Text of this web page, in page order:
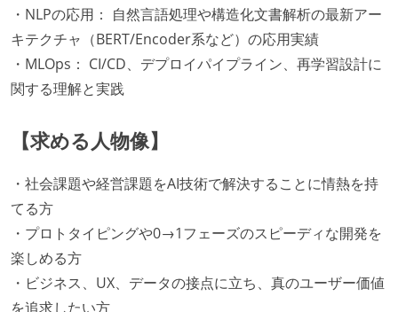
・NLPの応用： 自然言語処理や構造化文書解析の最新アー
キテクチャ（BERT/Encoder系など）の応用実績
・MLOps： CI/CD、デプロイパイプライン、再学習設計に
関する理解と実践
【求める人物像】
・社会課題や経営課題をAI技術で解決することに情熱を持
てる方
・プロトタイピングや0→1フェーズのスピーディな開発を
楽しめる方
・ビジネス、UX、データの接点に立ち、真のユーザー価値
を追求したい方